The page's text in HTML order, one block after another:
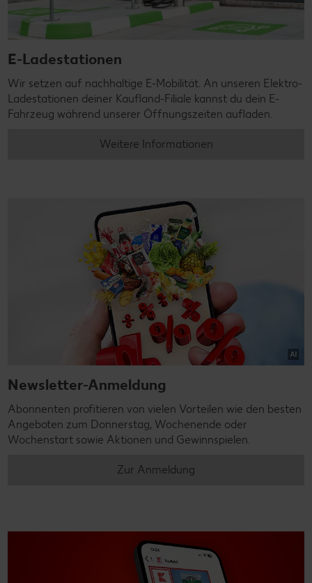
E-Ladestationen
Wir setzen auf nachhaltige E-Mobilität. An unseren Elektro-
Ladestationen deiner Kaufland-Filiale kannst du dein E-
Fahrzeug während unserer Öffnungszeiten aufladen.
Weitere Informationen
Newsletter-Anmeldung
Abonnenten profitieren von vielen Vorteilen wie den besten
Angeboten zum Donnerstag, Wochenende oder
Wochenstart sowie Aktionen und Gewinnspielen.
Zur Anmeldung